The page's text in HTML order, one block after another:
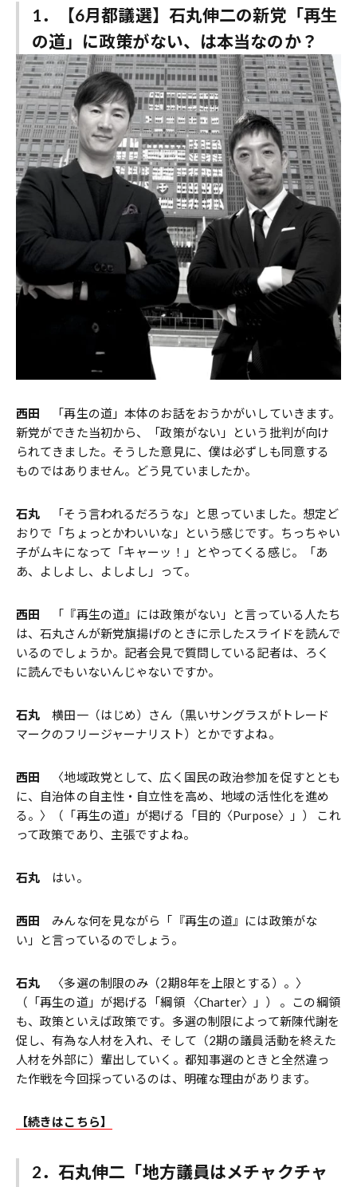
1．【6月都議選】石丸伸二の新党「再生
の道」に政策がない、は本当なのか？
西田 「再生の道」本体のお話をおうかがいしていきます。
新党ができた当初から、「政策がない」という批判が向け
られてきました。そうした意見に、僕は必ずしも同意する
ものではありません。どう見ていましたか。
石丸 「そう言われるだろうな」と思っていました。想定ど
おりで「ちょっとかわいいな」という感じです。ちっちゃい
子がムキになって「キャーッ！」とやってくる感じ。「あ
あ、よしよし、よしよし」って。
西田 「『再生の道』には政策がない」と言っている人たち
は、石丸さんが新党旗揚げのときに示したスライドを読んで
いるのでしょうか。記者会見で質問している記者は、ろく
に読んでもいないんじゃないですか。
石丸 横田一（はじめ）さん（黒いサングラスがトレード
マークのフリージャーナリスト）とかですよね。
西田 〈地域政党として、広く国民の政治参加を促すととも
に、自治体の自主性・自立性を高め、地域の活性化を進め
る。〉（「再生の道」が掲げる「目的〈Purpose〉」） これ
って政策であり、主張ですよね。
石丸 はい。
西田 みんな何を見ながら「『再生の道』には政策がな
い」と言っているのでしょう。
石丸 〈多選の制限のみ（2期8年を上限とする）。〉
（「再生の道」が掲げる「綱領 〈Charter〉」） 。この綱領
も、政策といえば政策です。多選の制限によって新陳代謝を
促し、有為な人材を入れ、そして（2期の議員活動を終えた
人材を外部に）輩出していく。都知事選のときと全然違っ
た作戦を今回採っているのは、明確な理由があります。
【続きはこちら】
2．石丸伸二「地方議員はメチャクチャ